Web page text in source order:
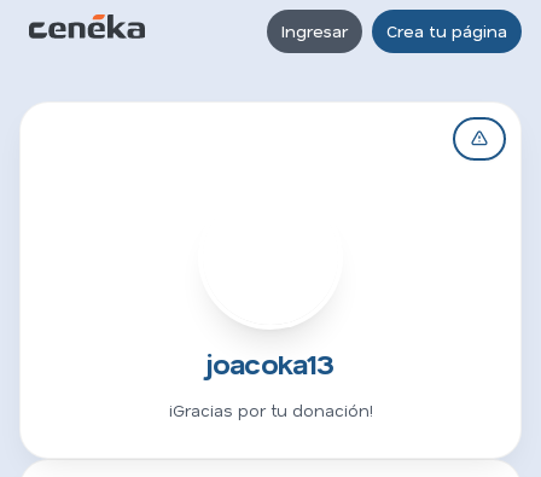
Ingresar Crea tu página
joacoka13
¡Gracias por tu donación!